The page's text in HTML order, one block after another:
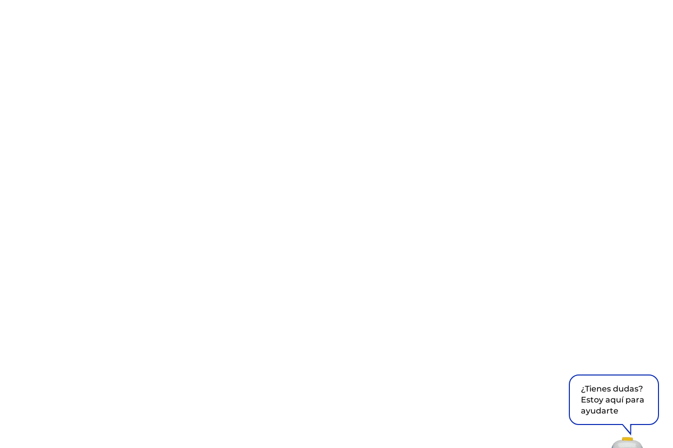
¿Tienes dudas?
Estoy aquí para
ayudarte